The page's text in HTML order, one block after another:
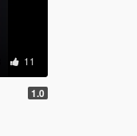
11
1.0